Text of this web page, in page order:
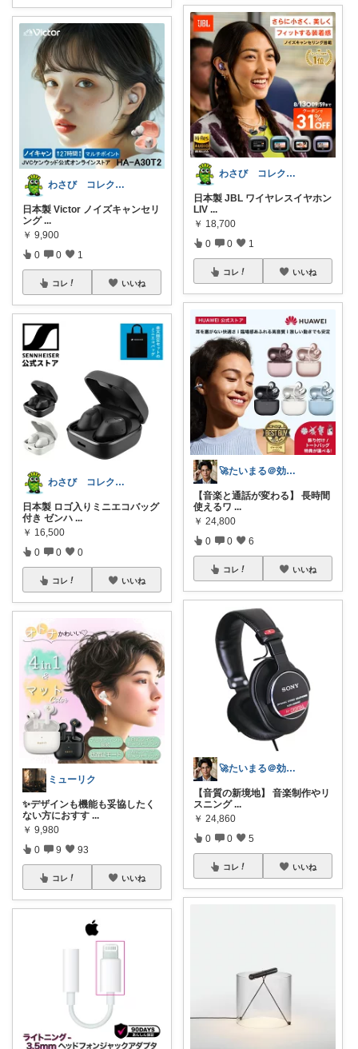
わさび コレクションもご利用ください
日本製 Victor ノイズキャンセリ
ング ...
￥ 9,900
0 0 1
コレ いいね
わさび コレクションもご利用ください
日本製 ロゴ入りミニエコバッグ
付き ゼンハ ...
￥ 16,500
0 0 0
コレ いいね
ミューリク
✨デザインも機能も妥協したく
ない方におすす ...
￥ 9,980
0 9 93
コレ いいね
わさび コレクションもご利用ください
日本製 JBL ワイヤレスイヤホン
LIV ...
￥ 18,700
0 0 1
コレ いいね
🚀たいまる＠効率至上主義のセレクトニキ
【音楽と通話が変わる】 長時間
使えるワ ...
￥ 24,800
0 0 6
コレ いいね
🚀たいまる＠効率至上主義のセレクトニキ
【音質の新境地】 音楽制作やリ
スニング ...
￥ 24,860
0 0 5
コレ いいね